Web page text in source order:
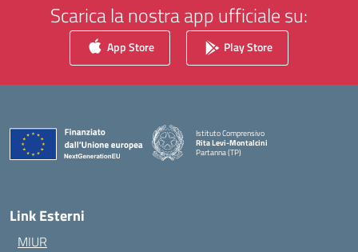
Scarica la nostra app ufficiale su:
App Store Play Store
Istituto Comprensivo
Rita Levi-Montalcini
Partanna (TP)
Link Esterni
MIUR